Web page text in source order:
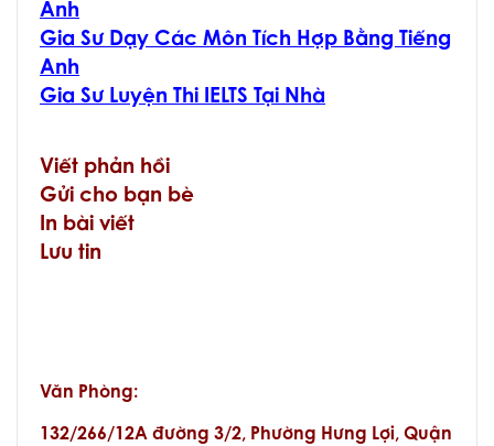
Anh
Gia Sư Dạy Các Môn Tích Hợp Bằng Tiếng
Anh
Gia Sư Luyện Thi IELTS Tại Nhà
Viết phản hồi
Gửi cho bạn bè
In bài viết
Lưu tin
Văn Phòng:
132/266/12A đường 3/2, Phường Hưng Lợi, Quận